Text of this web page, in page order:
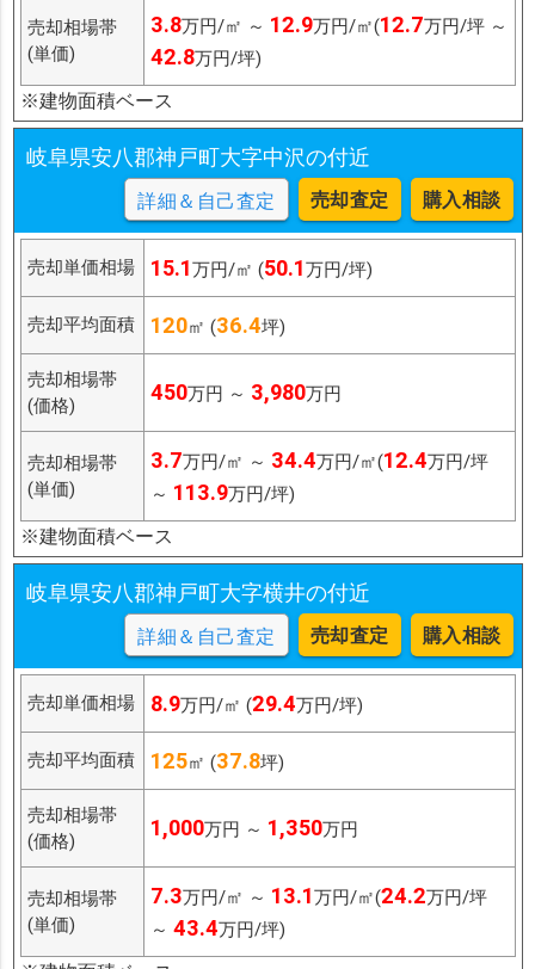
売却相場帯
(単価)
3.8万円/㎡ ～ 12.9万円/㎡(12.7万円/坪 ～
42.8万円/坪)
※建物面積ベース
岐阜県安八郡神戸町大字中沢の付近
詳細＆自己査定 売却査定 購入相談
売却単価相場 15.1万円/㎡ (50.1万円/坪)
売却平均面積 120㎡ (36.4坪)
売却相場帯
(価格)
450万円 ～ 3,980万円
売却相場帯
(単価)
3.7万円/㎡ ～ 34.4万円/㎡(12.4万円/坪
～ 113.9万円/坪)
※建物面積ベース
岐阜県安八郡神戸町大字横井の付近
詳細＆自己査定 売却査定 購入相談
売却単価相場 8.9万円/㎡ (29.4万円/坪)
売却平均面積 125㎡ (37.8坪)
売却相場帯
(価格)
1,000万円 ～ 1,350万円
売却相場帯
(単価)
7.3万円/㎡ ～ 13.1万円/㎡(24.2万円/坪
～ 43.4万円/坪)